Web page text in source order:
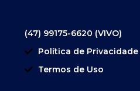
(47) 99175-6620 (VIVO)
Política de Privacidade
Termos de Uso